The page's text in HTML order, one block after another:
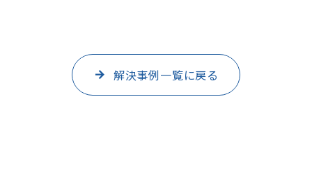
解決事例一覧に戻る